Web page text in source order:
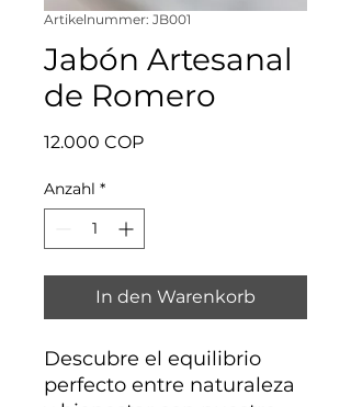
Artikelnummer: JB001
Jabón Artesanal
de Romero
12.000 COPPreis
Anzahl *
In den Warenkorb
Descubre el equilibrio
perfecto entre naturaleza